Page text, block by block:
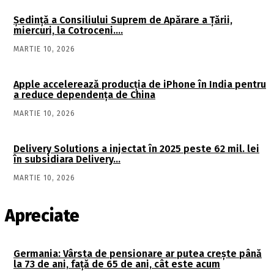
Şedinţă a Consiliului Suprem de Apărare a Ţării,
miercuri, la Cotroceni….
MARTIE 10, 2026
Apple accelerează producția de iPhone în India pentru
a reduce dependența de China
MARTIE 10, 2026
Delivery Solutions a injectat în 2025 peste 62 mil. lei
în subsidiara Delivery…
MARTIE 10, 2026
Apreciate
Germania: Vârsta de pensionare ar putea crește până
la 73 de ani, față de 65 de ani, cât este acum